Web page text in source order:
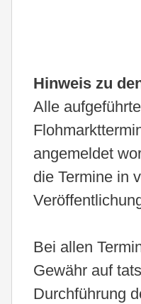
Hinweis zu
Alle
angemeldet
die Termine in
Bei allen
Gewähr auf
Durchführung